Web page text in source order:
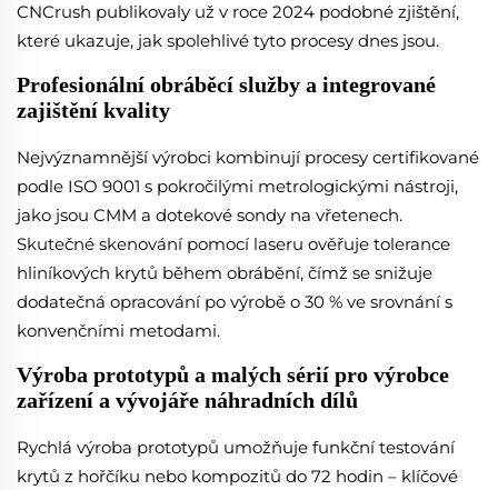
CNCrush publikovaly už v roce 2024 podobné zjištění,
které ukazuje, jak spolehlivé tyto procesy dnes jsou.
Profesionální obráběcí služby a integrované
zajištění kvality
Nejvýznamnější výrobci kombinují procesy certifikované
podle ISO 9001 s pokročilými metrologickými nástroji,
jako jsou CMM a dotekové sondy na vřetenech.
Skutečné skenování pomocí laseru ověřuje tolerance
hliníkových krytů během obrábění, čímž se snižuje
dodatečná opracování po výrobě o 30 % ve srovnání s
konvenčními metodami.
Výroba prototypů a malých sérií pro výrobce
zařízení a vývojáře náhradních dílů
Rychlá výroba prototypů umožňuje funkční testování
krytů z hořčíku nebo kompozitů do 72 hodin – klíčové